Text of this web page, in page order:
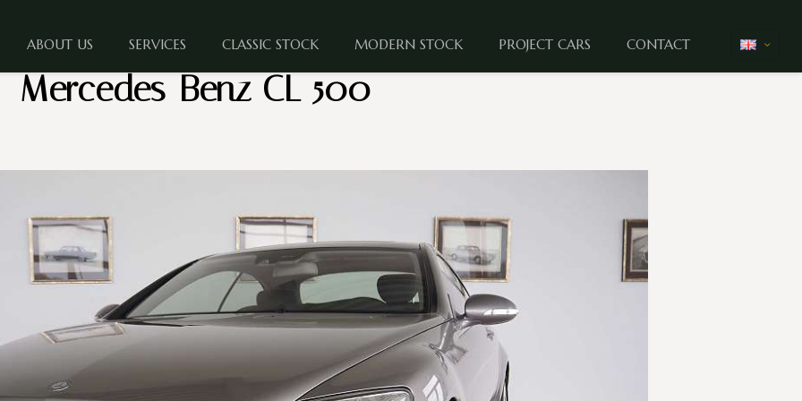
ABOUT US SERVICES CLASSIC STOCK MODERN STOCK PROJECT CARS CONTACT
Mercedes-Benz CL 500